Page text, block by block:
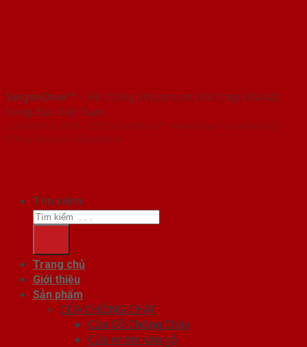
SaigonDoor™ - Hệ thống Showroom cửa thép cửa sắt
hàng đầu Việt Nam
Copyright ⓒ 2016 – 2026 SaigonDoor™ - www.cuagocomposite.org |
Đơn vị chủ quản SaigonDoor
Tìm kiếm:
Trang chủ
Giới thiệu
Sản phẩm
CỬA CHỐNG CHÁY
Cửa Gỗ Chống Cháy
Cửa nhôm vân gỗ